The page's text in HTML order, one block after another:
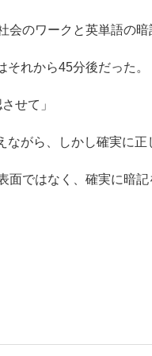
会のワークと英単語の暗
れから45分後だった。
せて」
がら、しかし確実に正
面ではなく、確実に暗